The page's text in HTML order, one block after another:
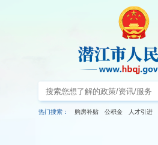
热门搜索： 购房补贴 公积金 人才引进